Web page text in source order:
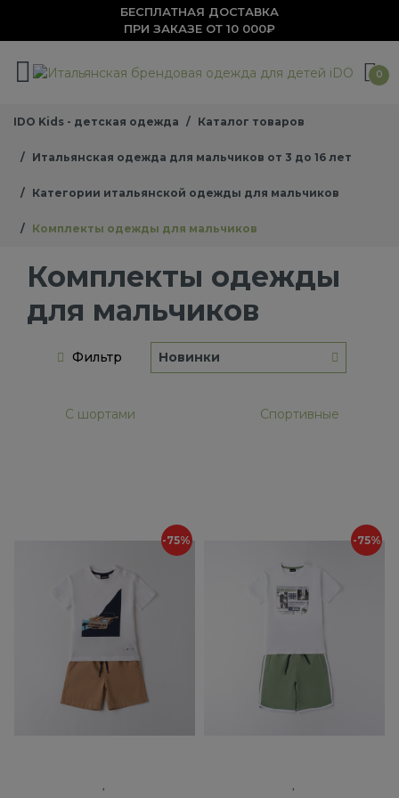
БЕСПЛАТНАЯ ДОСТАВКА
ПРИ ЗАКАЗЕ ОТ 10 000₽
0
IDO Kids - детская одежда Каталог товаров
Итальянская одежда для мальчиков от 3 до 16 лет
Категории итальянской одежды для мальчиков
Комплекты одежды для мальчиков
Комплекты одежды
для мальчиков
Фильтр Новинки
С шортами Спортивные
-75% -75%